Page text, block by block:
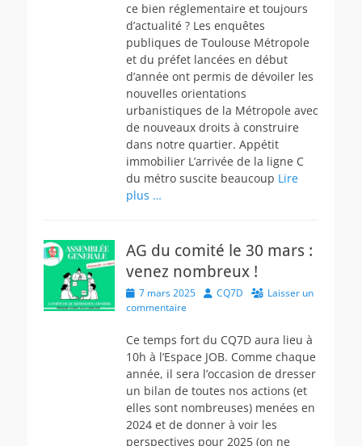
ce bien réglementaire et toujours
d’actualité ? Les enquêtes
publiques de Toulouse Métropole
et du préfet lancées en début
d’année ont permis de dévoiler les
nouvelles orientations
urbanistiques de la Métropole avec
de nouveaux droits à construire
dans notre quartier. Appétit
immobilier L’arrivée de la ligne C
du métro suscite beaucoup Lire
plus …
AG du comité le 30 mars :
venez nombreux !
Posted
on
7 mars 2025 Author
CQ7D
Laisser un
commentaire
Ce temps fort du CQ7D aura lieu à
10h à l’Espace JOB. Comme chaque
année, il sera l’occasion de dresser
un bilan de toutes nos actions (et
elles sont nombreuses) menées en
2024 et de donner à voir les
perspectives pour 2025 (on ne